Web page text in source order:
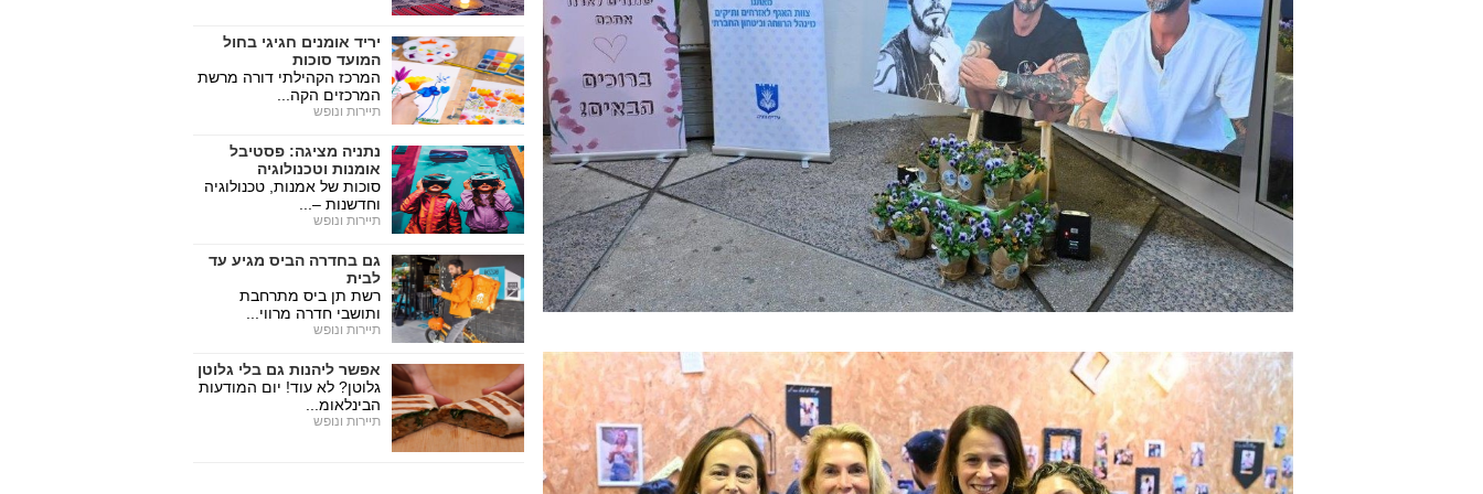
יריד אומנים חגיגי בחול
המועד סוכות
המרכז הקהילתי דורה מרשת
המרכזים הקה...
תיירות ונופש
נתניה מציגה: פסטיבל
אומנות וטכנולוגיה
סוכות של אמנות, טכנולוגיה
וחדשנות –...
תיירות ונופש
גם בחדרה הביס מגיע עד
לבית
רשת תן ביס מתרחבת
ותושבי חדרה מרווי...
תיירות ונופש
אפשר ליהנות גם בלי גלוטן
גלוטן? לא עוד! יום המודעות
הבינלאומ...
תיירות ונופש